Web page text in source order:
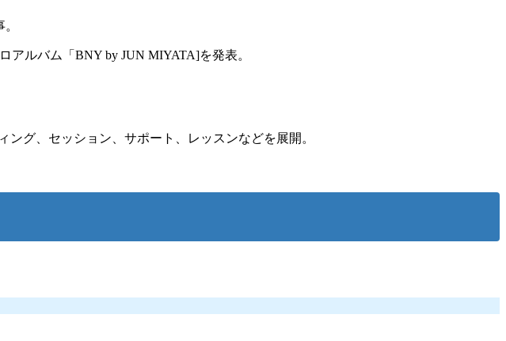
アルバム「BNY by JUN MIYATA]を発表。
グ、セッション、サポート、レッスンなどを展開。